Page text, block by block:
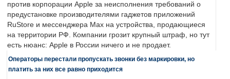
против корпорации Apple за неисполнения требований о
предустановке производителями гаджетов приложений
RuStore и мессенджера Max на устройства, продающиеся
на территории РФ. Компании грозит крупный штраф, но тут
есть нюанс: Apple в России ничего и не продает.
Операторы перестали пропускать звонки без маркировки, но
платить за них все равно приходится